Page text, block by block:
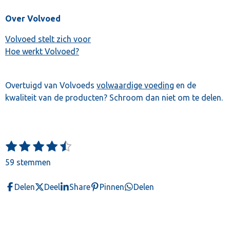
Over Volvoed
Volvoed stelt zich voor
Hoe werkt Volvoed?
Overtuigd van Volvoeds volwaardige voeding en de
kwaliteit van de producten? Schroom dan niet om te delen.
R
a
1
s
e
r
2
s
e
3
s
e
r
4
s
e
5
e
S
m
e
59 stemmen
Delen Deel Share Pinnen Delen